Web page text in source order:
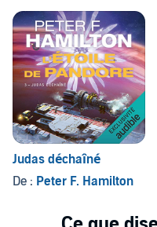
Judas déchaîné
De : Peter F. Hamilton